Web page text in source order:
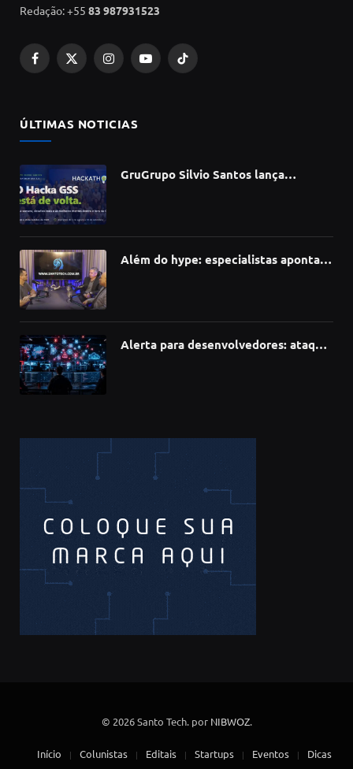
Redação: +55 83 987931523
Facebook
X
InstagramYouTubeTikTok
ÚLTIMAS NOTICIAS
GruGrupo Silvio Santos lança
Além do hype: especialistas apontam
Alerta para desenvolvedores: ataque
© 2026 Santo Tech. por NIBWOZ.
Início Colunistas Editais Startups Eventos
Dicas